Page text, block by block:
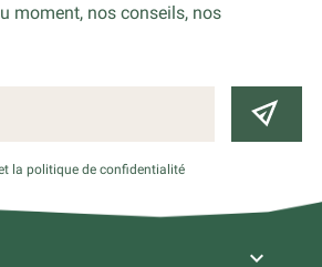
moment, nos conseils, nos
et la politique de confidentialité
